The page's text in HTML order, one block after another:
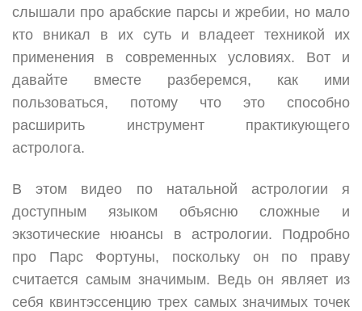
слышали про арабские парсы и жребии, но мало
кто вникал в их суть и владеет техникой их
применения в современных условиях. Вот и
давайте вместе разберемся, как ими
пользоваться, потому что это способно
расширить инструмент практикующего
астролога.
В этом видео по натальной астрологии я
доступным языком объясню сложные и
экзотические нюансы в астрологии. Подробно
про Парс Фортуны, поскольку он по праву
считается самым значимым. Ведь он являет из
себя квинтэссенцию трех самых значимых точек